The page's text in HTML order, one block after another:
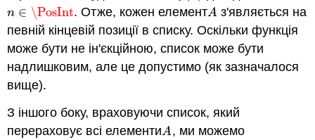
n ∈ \PosInt
n∈\PosInt . Отже, кожен елементA
A з'являється на
певній кінцевій позиції в списку. Оскільки функція
може бути не ін'єкційною, список може бути
надлишковим, але це допустимо (як зазначалося
вище).
З іншого боку, враховуючи список, який
перераховує всі елементиA
A, ми можемо